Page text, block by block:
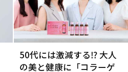
50代には激減する⁉ 大人
の美と健康に「コラーゲ